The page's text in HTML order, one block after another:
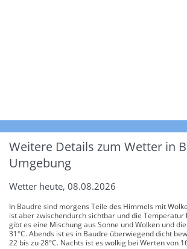
Weitere Details zum Wetter in
Umgebung
Wetter heute, 08.08.2026
In Baudre sind morgens Teile des Himmels mit
ist aber zwischendurch sichtbar und die Temperatur
gibt es eine Mischung aus Sonne und Wolken und
31°C. Abends ist es in Baudre überwiegend dicht
22 bis zu 28°C. Nachts ist es wolkig bei Werten von